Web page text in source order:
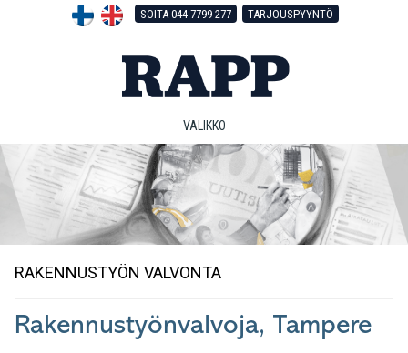
SOITA 044 7799 277 TARJOUSPYYNTÖ
VALIKKO
RAKENNUSTYÖN VALVONTA
Rakennustyönvalvoja, Tampere